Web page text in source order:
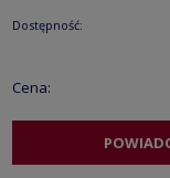
Dostępność:
Cena: